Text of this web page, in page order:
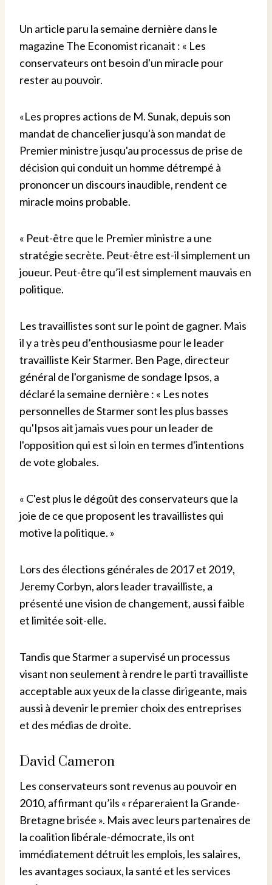
Un article paru la semaine dernière dans le
magazine The Economist ricanait : « Les
conservateurs ont besoin d'un miracle pour
rester au pouvoir.
«Les propres actions de M. Sunak, depuis son
mandat de chancelier jusqu'à son mandat de
Premier ministre jusqu'au processus de prise de
décision qui conduit un homme détrempé à
prononcer un discours inaudible, rendent ce
miracle moins probable.
« Peut-être que le Premier ministre a une
stratégie secrète. Peut-être est-il simplement un
joueur. Peut-être qu’il est simplement mauvais en
politique.
Les travaillistes sont sur le point de gagner. Mais
il y a très peu d’enthousiasme pour le leader
travailliste Keir Starmer. Ben Page, directeur
général de l'organisme de sondage Ipsos, a
déclaré la semaine dernière : « Les notes
personnelles de Starmer sont les plus basses
qu'Ipsos ait jamais vues pour un leader de
l'opposition qui est si loin en termes d'intentions
de vote globales.
« C'est plus le dégoût des conservateurs que la
joie de ce que proposent les travaillistes qui
motive la politique. »
Lors des élections générales de 2017 et 2019,
Jeremy Corbyn, alors leader travailliste, a
présenté une vision de changement, aussi faible
et limitée soit-elle.
Tandis que Starmer a supervisé un processus
visant non seulement à rendre le parti travailliste
acceptable aux yeux de la classe dirigeante, mais
aussi à devenir le premier choix des entreprises
et des médias de droite.
David Cameron
Les conservateurs sont revenus au pouvoir en
2010, affirmant qu’ils « répareraient la Grande-
Bretagne brisée ». Mais avec leurs partenaires de
la coalition libérale-démocrate, ils ont
immédiatement détruit les emplois, les salaires,
les avantages sociaux, la santé et les services